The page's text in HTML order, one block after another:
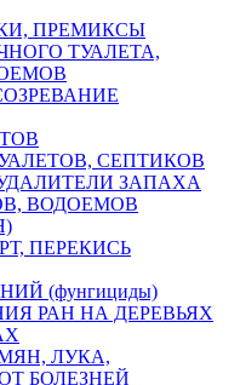
ПРЕМИКСЫ
ТУАЛЕТА,
СЕПТИКОВ
ЗАПАХА
ВОДОЕМОВ
ПЕРЕКИСЬ
(фунгициды)
РАН НА ДЕРЕВЬЯХ
ЛУКА,
БОЛЕЗНЕЙ